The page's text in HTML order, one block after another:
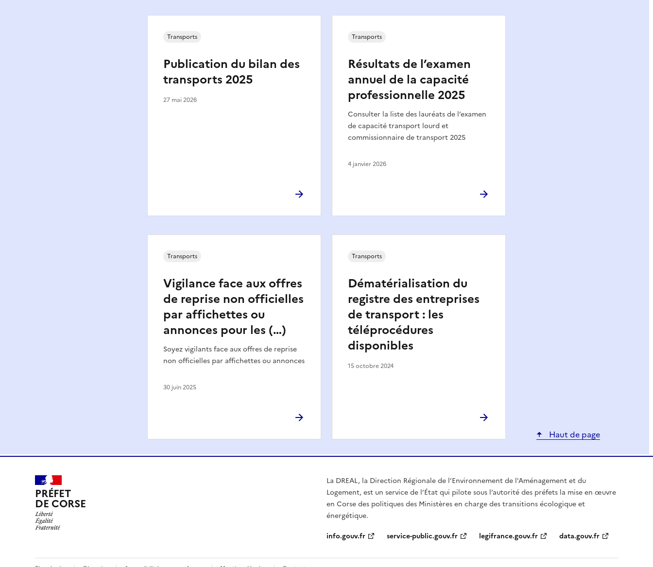
Publication du bilan des
transports 2025
Transports
27 mai 2026
Résultats de l’examen
annuel de la capacité
professionnelle 2025
Consulter la liste des lauréats de l’examen
de capacité transport lourd et
commissionnaire de transport 2025
Transports
4 janvier 2026
Vigilance face aux offres
de reprise non officielles
par affichettes ou
annonces pour les (…)
Soyez vigilants face aux offres de reprise
non officielles par affichettes ou annonces
Transports
30 juin 2025
Dématérialisation du
registre des entreprises
de transport : les
téléprocédures
disponibles
Transports
15 octobre 2024
Haut de page
PRÉFET
DE CORSE
La DREAL, la Direction Régionale de l’Environnement de l’Aménagement et du
Logement, est un service de l’État qui pilote sous l’autorité des préfets la mise en œuvre
en Corse des politiques des Ministères en charge des transitions écologique et
énergétique.
info.gouv.fr
service-public.gouv.fr legifrance.gouv.fr data.gouv.fr